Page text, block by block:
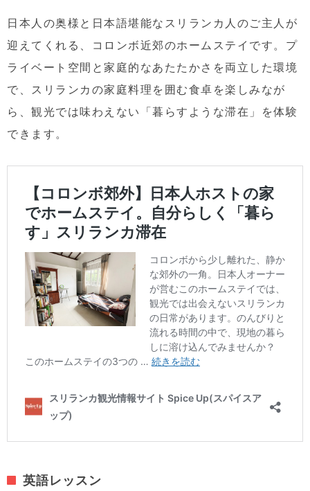
日本人の奥様と日本語堪能なスリランカ人のご主人が
迎えてくれる、コロンボ近郊のホームステイです。プ
ライベート空間と家庭的なあたたかさを両立した環境
で、スリランカの家庭料理を囲む食卓を楽しみなが
ら、観光では味わえない「暮らすような滞在」を体験
できます。
英語レッスン